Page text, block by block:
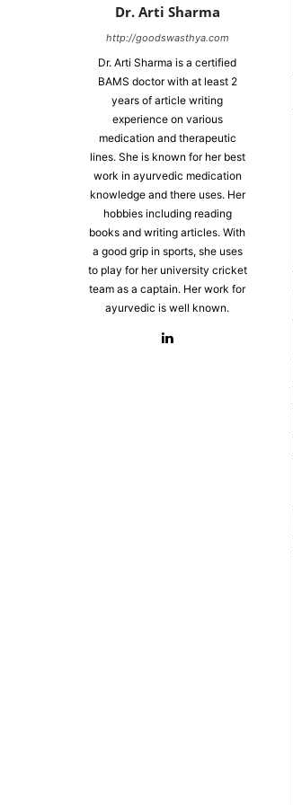
Dr. Arti Sharma
http://goodswasthya.com
Dr. Arti Sharma is a certified
BAMS doctor with at least 2
years of article writing
experience on various
medication and therapeutic
lines. She is known for her best
work in ayurvedic medication
knowledge and there uses. Her
hobbies including reading
books and writing articles. With
a good grip in sports, she uses
to play for her university cricket
team as a captain. Her work for
ayurvedic is well known.